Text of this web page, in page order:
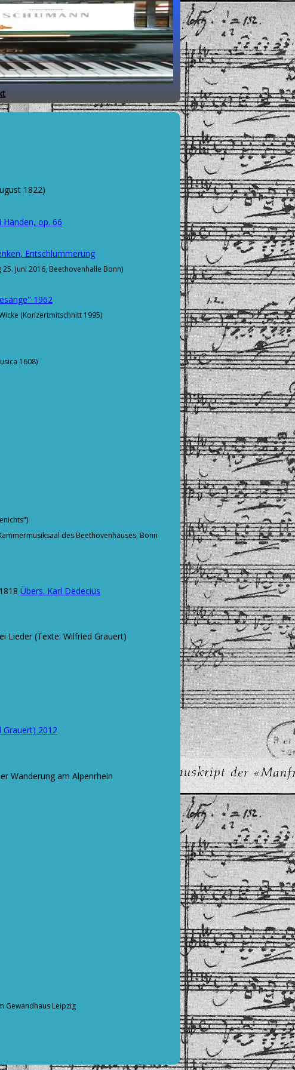
1822)
op. 66
Entschlummerung
Juni 2016, Beethovenhalle Bonn)
1962
(Konzertmitschnitt 1995)
1608)
des Beethovenhauses, Bonn
Übers. Karl Dedecius
Lieder (Texte: Wilfried Grauert)
Grauert) 2012
Wanderung am Alpenrhein
Gewandhaus Leipzig